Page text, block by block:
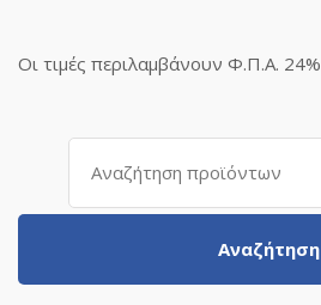
Οι τιμές περιλαμβάνουν Φ.Π.Α. 24%
Αναζήτηση
Αναζήτηση